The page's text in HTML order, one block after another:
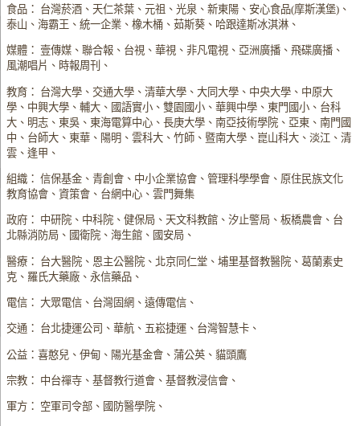
食品： 台灣菸酒、天仁茶葉、元祖、光泉、新東陽、安心食品(摩斯漢堡)、
泰山、海霸王、統一企業、橡木桶、茹斯葵、哈跟達斯冰淇淋、
媒體： 壹傳媒、聯合報、台視、華視、非凡電視、亞洲廣播、飛碟廣播、
風潮唱片、時報周刊、
教育： 台灣大學、交通大學、清華大學、大同大學、中央大學、中原大
學、中興大學、輔大、國語實小、雙園國小、華興中學、東門國小、台科
大、明志、東吳、東海電算中心、長庚大學、南亞技術學院、亞東、南門國
中、台師大、東華、陽明、雲科大、竹師、暨南大學、崑山科大、淡江、清
雲、逢甲、
組織： 信保基金、青創會、中小企業協會、管理科學學會、原住民族文化
教育協會、資策會、台網中心、雲門舞集
政府： 中研院、中科院、健保局、天文科教館、汐止警局、板橋農會、台
北縣消防局、國衛院、海生館、國安局、
醫療： 台大醫院、恩主公醫院、北京同仁堂、埔里基督教醫院、葛蘭素史
克、羅氏大藥廠、永信藥品、
電信： 大眾電信、台灣固網、遠傳電信、
交通： 台北捷運公司、華航、五崧捷運、台灣智慧卡、
公益：喜憨兒、伊甸、陽光基金會、蒲公英、貓頭鷹
宗教： 中台禪寺、基督教行道會、基督教浸信會、
軍方： 空軍司令部、國防醫學院、